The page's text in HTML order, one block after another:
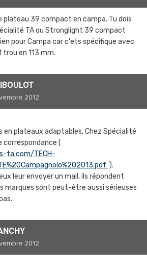
plateau 39 compact en campa. Tu dois
TA ou Stronglight 39 compact
pour Campa car c'ets spécifique avec
trou en 113 mm.
2012
en plateaux adaptables. Chez Spécialité
correspondance (
ta.com/TECH-
).
leur envoyer un mail, ils répondent
marques sont peut-être aussi sérieuses
2012